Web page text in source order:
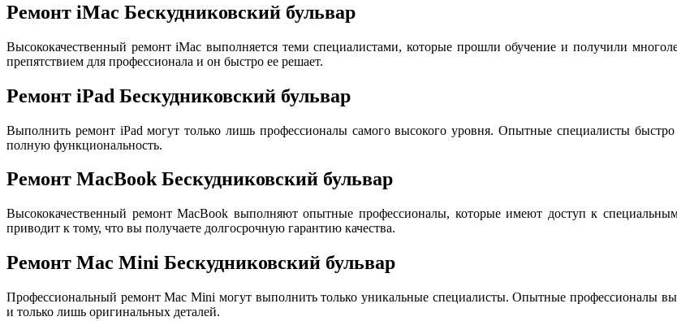
Ремонт iMac Бескудниковский бульвар
Высококачественный ремонт iMac выполняется теми специалистами, которые прошли обучение и получили
препятствием для профессионала и он быстро ее решает.
Ремонт iPad Бескудниковский бульвар
Выполнить ремонт iPad могут только лишь профессионалы самого высокого уровня. Опытные специалисты быстро
полную функциональность.
Ремонт MacBook Бескудниковский бульвар
Высококачественный ремонт MacBook выполняют опытные профессионалы, которые имеют доступ к
приводит к тому, что вы получаете долгосрочную гарантию качества.
Ремонт Mac Mini Бескудниковский бульвар
Профессиональный ремонт Mac Mini могут выполнить только уникальные специалисты. Опытные профессионалы
и только лишь оригинальных деталей.